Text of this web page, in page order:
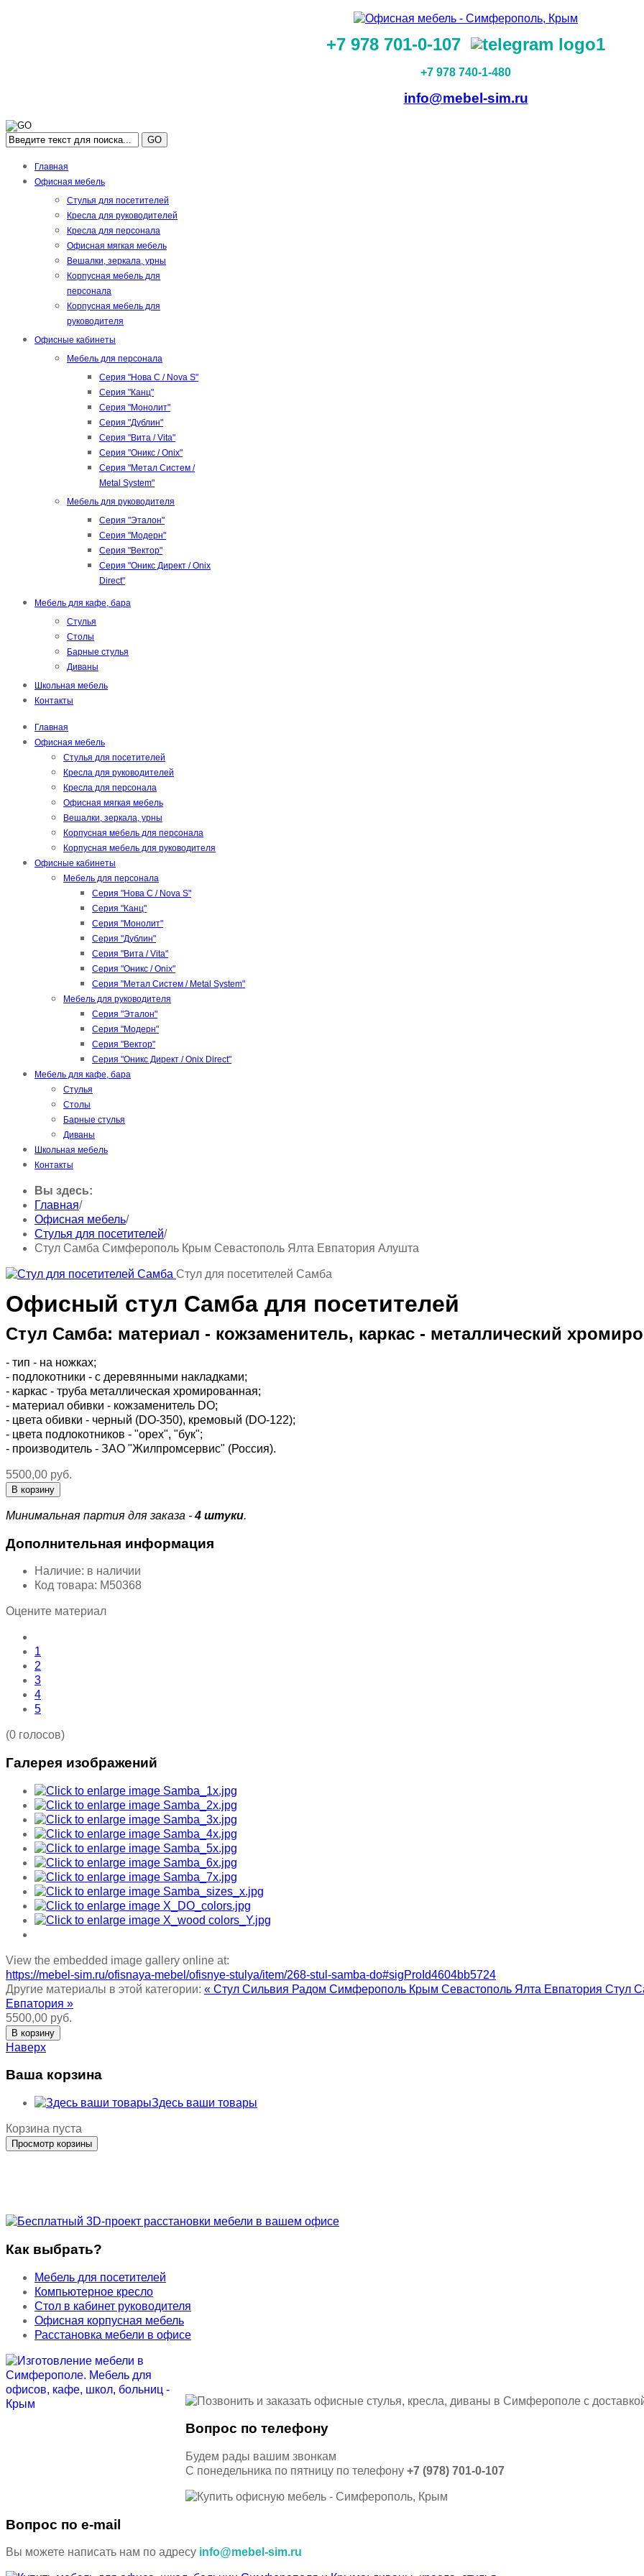
+7 978 701-0-107
+7 978 740-1-480
info@mebel-sim.ru
GO
Главная
Офисная мебель
Стулья для посетителей
Кресла для руководителей
Кресла для персонала
Офисная мягкая мебель
Вешалки, зеркала, урны
Корпусная мебель для
персонала
Корпусная мебель для
руководителя
Офисные кабинеты
Мебель для персонала
Серия "Нова С / Nova S"
Серия "Канц"
Серия "Монолит"
Серия "Дублин"
Серия "Вита / Vita"
Серия "Оникс / Onix"
Серия "Метал Систем /
Metal System"
Мебель для руководителя
Серия "Эталон"
Серия "Модерн"
Серия "Вектор"
Серия "Оникс Директ / Onix
Direct"
Мебель для кафе, бара
Стулья
Столы
Барные стулья
Диваны
Школьная мебель
Контакты
Главная
Офисная мебель
Стулья для посетителей
Кресла для руководителей
Кресла для персонала
Офисная мягкая мебель
Вешалки, зеркала, урны
Корпусная мебель для персонала
Корпусная мебель для руководителя
Офисные кабинеты
Мебель для персонала
Серия "Нова С / Nova S"
Серия "Канц"
Серия "Монолит"
Серия "Дублин"
Серия "Вита / Vita"
Серия "Оникс / Onix"
Серия "Метал Систем / Metal System"
Мебель для руководителя
Серия "Эталон"
Серия "Модерн"
Серия "Вектор"
Серия "Оникс Директ / Onix Direct"
Мебель для кафе, бара
Стулья
Столы
Барные стулья
Диваны
Школьная мебель
Контакты
Вы здесь:
Главная/
Офисная мебель/
Стулья для посетителей/
Стул Самба Симферополь Крым Севастополь Ялта Евпатория Алушта
Стул для посетителей Самба
Офисный стул Самба для посетителей
Стул Самба: материал - кожзаменитель, каркас - металлический
- тип - на ножках;
- подлокотники - с деревянными накладками;
- каркас - труба металлическая хромированная;
- материал обивки - кожзаменитель DO;
- цвета обивки - черный (DO-350), кремовый (DO-122);
- цвета подлокотников - "орех", "бук";
- производитель - ЗАО "Жилпромсервис" (Россия).
5500,00 руб.
Минимальная партия для заказа -4 штуки.
Дополнительная информация
Наличие: в наличии
Код товара: М50368
Оцените материал
1
2
3
4
5
(0 голосов)
Галерея изображений
View the embedded image gallery online at:
https://mebel-sim.ru/ofisnaya-mebel/ofisnye-stulya/item/268-stul-samba-do#sigProId4604bb5724
Другие материалы в этой категории: « Стул Сильвия Радом Симферополь Крым Севастополь Ялта Евпатория Стул
Евпатория »
5500,00 руб.
Наверх
Ваша корзина
Здесь ваши товары
Корзина пуста
Как выбрать?
Мебель для посетителей
Компьютерное кресло
Стол в кабинет руководителя
Офисная корпусная мебель
Расстановка мебели в офисе
Вопрос по телефону
Будем рады вашим звонкам
С понедельника по пятницу по телефону +7 (978) 701-0-107
Вопрос по e-mail
Вы можете написать нам по адресу info@mebel-sim.ru